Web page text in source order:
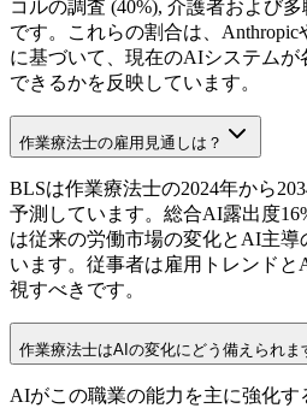
コルの調査 (40%), 介護者および
です。これらの割合は、
に基づいて、現在のAIシステムが
できるかを反映しています。
作業療法士の雇用見通しは？
BLSは作業療法士の2024年から
予測しています。総合AI露出度
は従来の労働市場の変化とAI主導
います。従事者は雇用トレンド
視すべきです。
作業療法士はAIの変化にどう備えられま
AIがこの職業の能力を主に強化